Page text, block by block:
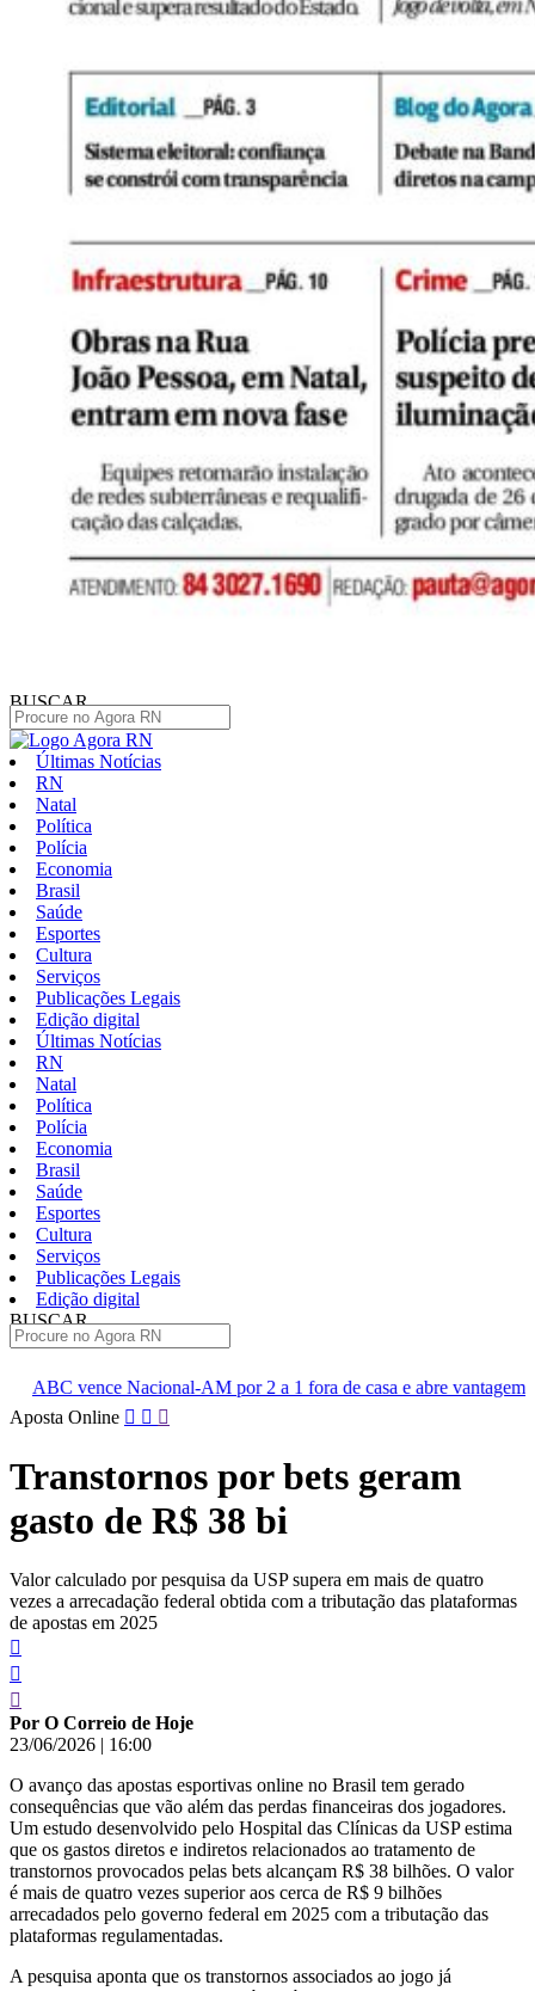
BUSCAR
Últimas Notícias
RN
Natal
Política
Polícia
Economia
Brasil
Saúde
Esportes
Cultura
Serviços
Publicações Legais
Edição digital
Últimas Notícias
RN
Natal
Política
Polícia
Economia
Brasil
Saúde
Esportes
Cultura
Serviços
Publicações Legais
Edição digital
BUSCAR
AM por 2 a 1 fora de casa e abre vantagem nas quartas
Pular
para
conteúdo
Aposta Online
Transtornos por bets geram
gasto de R$ 38 bi
Valor calculado por pesquisa da USP supera em mais de quatro
vezes a arrecadação federal obtida com a tributação das plataformas
de apostas em 2025
Por O Correio de Hoje
23/06/2026 | 16:00
O avanço das apostas esportivas online no Brasil tem gerado
consequências que vão além das perdas financeiras dos jogadores.
Um estudo desenvolvido pelo Hospital das Clínicas da USP estima
que os gastos diretos e indiretos relacionados ao tratamento de
transtornos provocados pelas bets alcançam R$ 38 bilhões. O valor
é mais de quatro vezes superior aos cerca de R$ 9 bilhões
arrecadados pelo governo federal em 2025 com a tributação das
plataformas regulamentadas.
A pesquisa aponta que os transtornos associados ao jogo já